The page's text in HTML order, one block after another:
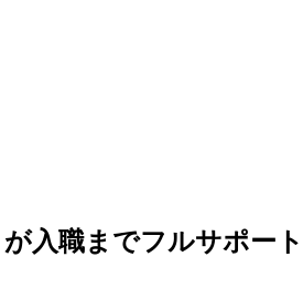
入職までフルサポート